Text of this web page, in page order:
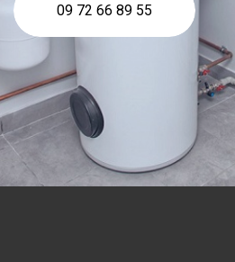
09 72 66 89 55